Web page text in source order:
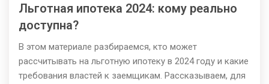
Льготная ипотека 2024: кому реально
доступна?
В этом материале разбираемся, кто может
рассчитывать на льготную ипотеку в 2024 году и какие
требования властей к заемщикам. Рассказываем, для